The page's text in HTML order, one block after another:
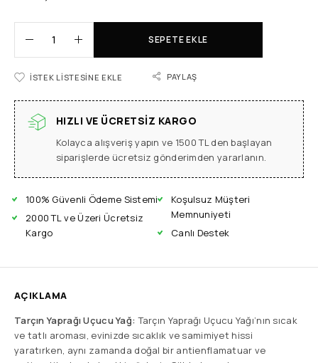
SEPETE EKLE
İSTEK LISTESINE EKLE PAYLAŞ
HIZLI VE ÜCRETSIZ KARGO
Kolayca alışveriş yapın ve 1500 TL den başlayan
siparişlerde ücretsiz gönderimden yararlanın.
100% Güvenli Ödeme Sistemi
2000 TL ve Üzeri Ücretsiz
Kargo
Koşulsuz Müşteri
Memnuniyeti
Canlı Destek
AÇIKLAMA
Tarçın Yaprağı Uçucu Yağ: Tarçın Yaprağı Uçucu Yağı’nın sıcak
ve tatlı aroması, evinizde sıcaklık ve samimiyet hissi
yaratırken, aynı zamanda doğal bir antienflamatuar ve